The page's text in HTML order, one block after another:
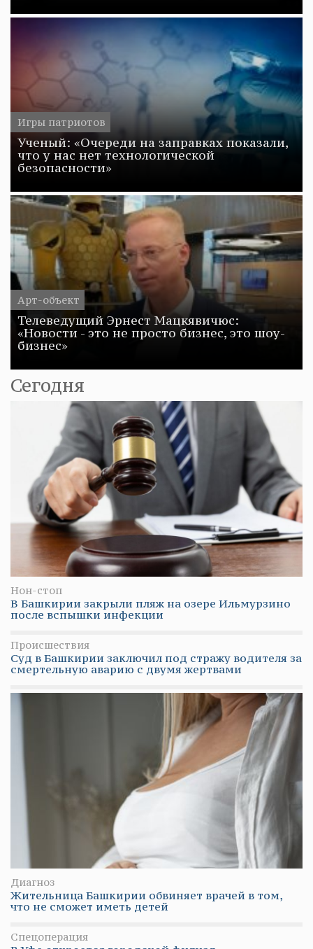
Игры патриотов
Ученый: «Очереди на заправках показали,
что у нас нет технологической
безопасности»
Арт-объект
Телеведущий Эрнест Мацкявичюс:
«Новости - это не просто бизнес, это шоу-
бизнес»
Сегодня
Нон-стоп
В Башкирии закрыли пляж на озере Ильмурзино
после вспышки инфекции
Происшествия
Суд в Башкирии заключил под стражу водителя за
смертельную аварию с двумя жертвами
Диагноз
Жительница Башкирии обвиняет врачей в том,
что не сможет иметь детей
Спецоперация